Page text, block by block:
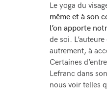
Le yoga du
même et à son
l’on apporte
de soi.
autrement, à
Certaines
Lefranc dans
nous voir telles